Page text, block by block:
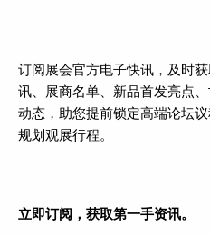
订阅展会官方电子快讯，及时
讯、展商名单、新品首发亮点、
动态，助您提前锁定高端论坛
规划观展行程。
立即订阅，获取第一手资讯。